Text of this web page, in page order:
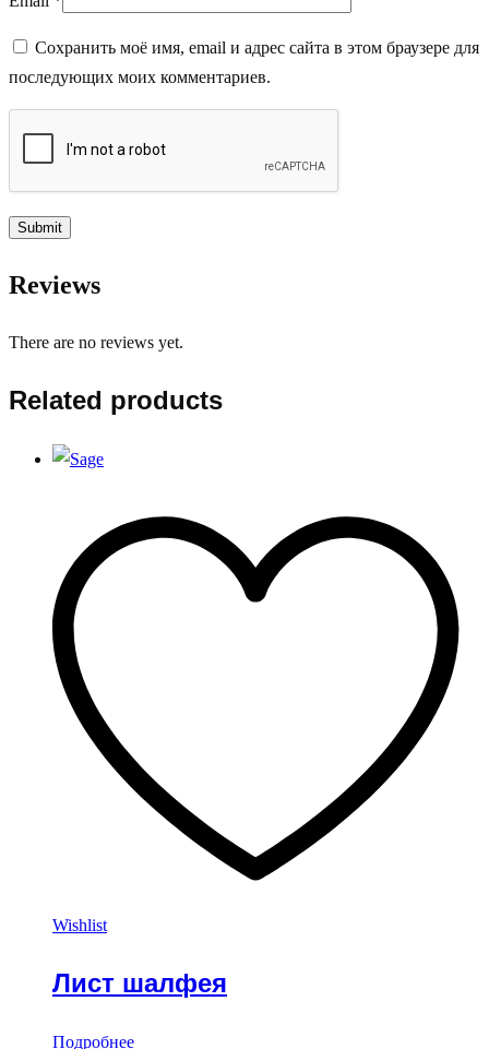
Сохранить моё имя, email и адрес сайта в этом браузере для
последующих моих комментариев.
Reviews
There are no reviews yet.
Related products
Wishlist
Лист шалфея
Подробнее